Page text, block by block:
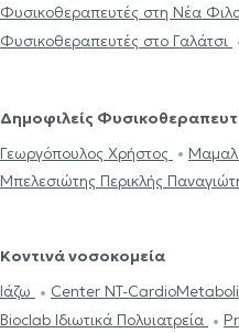
Φυσικοθεραπευτές στη Νέα
Φυσικοθεραπευτές στο Γαλάτσι
Δημοφιλείς
Γεωργόπουλος Χρήστος
Μπελεσιώτης Περικλής
Κοντινά νοσοκομεία
Ιάζω
Center NT-
Bioclab Ιδιωτικά Πολυιατρεία